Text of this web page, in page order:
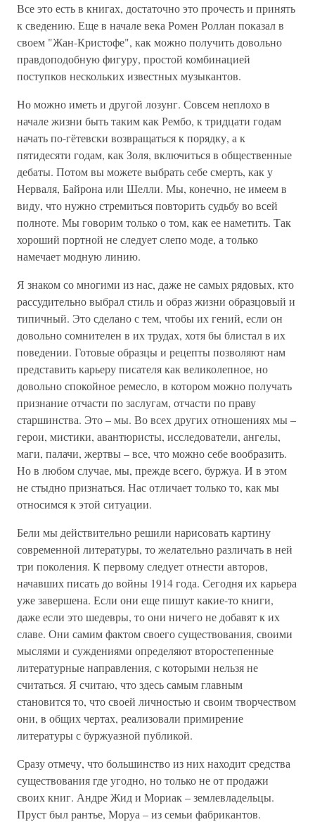
Все это есть в книгах, достаточно это прочесть и принять
к сведению. Еще в начале века Ромен Роллан показал в
своем "Жан-Кристофе", как можно получить довольно
правдоподобную фигуру, простой комбинацией
поступков нескольких известных музыкантов.
Но можно иметь и другой лозунг. Совсем неплохо в
начале жизни быть таким как Рембо, к тридцати годам
начать по-гётевски возвращаться к порядку, а к
пятидесяти годам, как Золя, включиться в общественные
дебаты. Потом вы можете выбрать себе смерть, как у
Нерваля, Байрона или Шелли. Мы, конечно, не имеем в
виду, что нужно стремиться повторить судьбу во всей
полноте. Мы говорим только о том, как ее наметить. Так
хороший портной не следует слепо моде, а только
намечает модную линию.
Я знаком со многими из нас, даже не самых рядовых, кто
рассудительно выбрал стиль и образ жизни образцовый и
типичный. Это сделано с тем, чтобы их гений, если он
довольно сомнителен в их трудах, хотя бы блистал в их
поведении. Готовые образцы и рецепты позволяют нам
представить карьеру писателя как великолепное, но
довольно спокойное ремесло, в котором можно получать
признание отчасти по заслугам, отчасти по праву
старшинства. Это – мы. Во всех других отношениях мы –
герои, мистики, авантюристы, исследователи, ангелы,
маги, палачи, жертвы – все, что можно себе вообразить.
Но в любом случае, мы, прежде всего, буржуа. И в этом
не стыдно признаться. Нас отличает только то, как мы
относимся к этой ситуации.
Бели мы действительно решили нарисовать картину
современной литературы, то желательно различать в ней
три поколения. К первому следует отнести авторов,
начавших писать до войны 1914 года. Сегодня их карьера
уже завершена. Если они еще пишут какие-то книги,
даже если это шедевры, то они ничего не добавят к их
славе. Они самим фактом своего существования, своими
мыслями и суждениями определяют второстепенные
литературные направления, с которыми нельзя не
считаться. Я считаю, что здесь самым главным
становится то, что своей личностью и своим творчеством
они, в общих чертах, реализовали примирение
литературы с буржуазной публикой.
Сразу отмечу, что большинство из них находит средства
существования где угодно, но только не от продажи
своих книг. Андре Жид и Мориак – землевладельцы.
Пруст был рантье, Моруа – из семьи фабрикантов.